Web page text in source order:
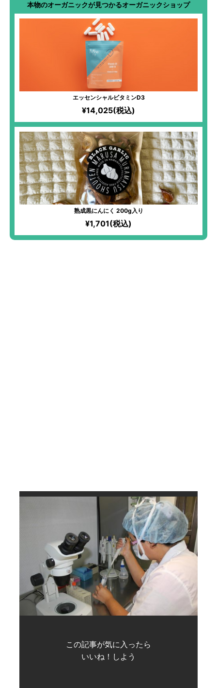
本物のオーガニックが見つかるオーガニックショップ
エッセンシャルビタミンD3
¥14,025(税込)
熟成黒にんにく 200g入り
¥1,701(税込)
この記事が気に入ったら
いいね！しよう